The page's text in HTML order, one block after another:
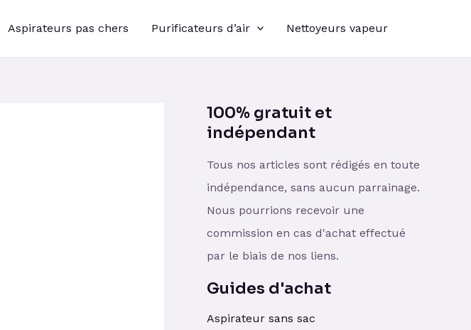
Aspirateurs pas chers Purificateurs d’air Nettoyeurs vapeur
100% gratuit et
indépendant
Tous nos articles sont rédigés en toute
indépendance, sans aucun parrainage.
Nous pourrions recevoir une
commission en cas d'achat effectué
par le biais de nos liens.
Guides d'achat
Aspirateur sans sac